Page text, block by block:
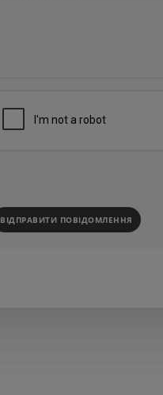
ВІДПРАВИТИ ПОВІДОМЛЕННЯ